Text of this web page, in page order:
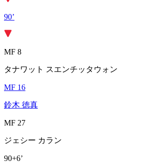
90’
MF 8
タナワット スエンチッタウォン
MF 16
鈴木 徳真
MF 27
ジェシー カラン
90+6’